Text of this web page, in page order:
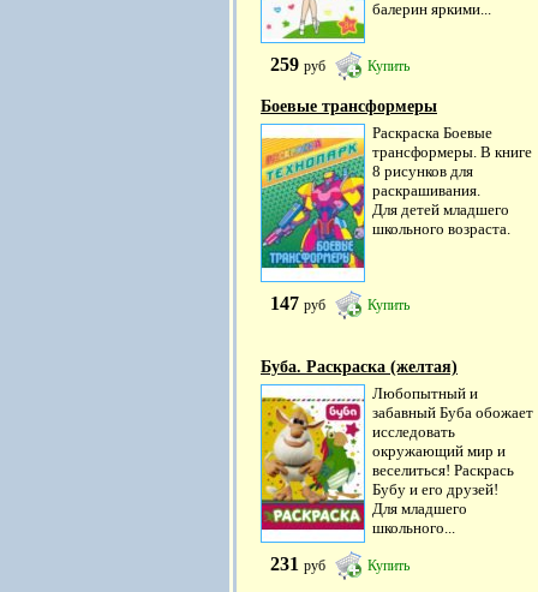
балерин яркими...
259 руб Купить
Боевые трансформеры
Раскраска Боевые
трансформеры. В книге
8 рисунков для
раскрашивания.
Для детей младшего
школьного возраста.
147 руб Купить
Буба. Раскраска (желтая)
Любопытный и
забавный Буба обожает
исследовать
окружающий мир и
веселиться! Раскрась
Бубу и его друзей!
Для младшего
школьного...
231 руб Купить